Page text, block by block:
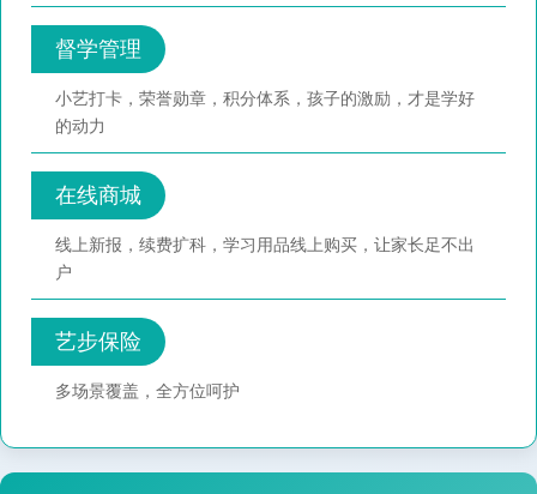
督学管理
小艺打卡，荣誉勋章，积分体系，孩子的激励，才是学好
的动力
在线商城
线上新报，续费扩科，学习用品线上购买，让家长足不出
户
艺步保险
多场景覆盖，全方位呵护